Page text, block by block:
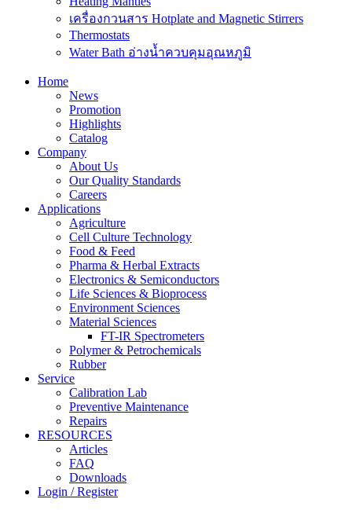
เครื่องกวนสาร Hotplate and Magnetic Stirrers
Thermostats
Water Bath อ่างน้ำควบคุมอุณหภูมิ
Home
News
Promotion
Highlights
Catalog
Company
About Us
Our Quality Standards
Careers
Applications
Agriculture
Cell Culture Technology
Food & Feed
Pharma & Herbal Extracts
Electronics & Semiconductors
Life Sciences & Bioprocess
Environment Sciences
Material Sciences
FT-IR Spectrometers
Polymer & Petrochemicals
Rubber
Service
Calibration Lab
Preventive Maintenance
Repairs
RESOURCES
Articles
FAQ
Downloads
Login / Register